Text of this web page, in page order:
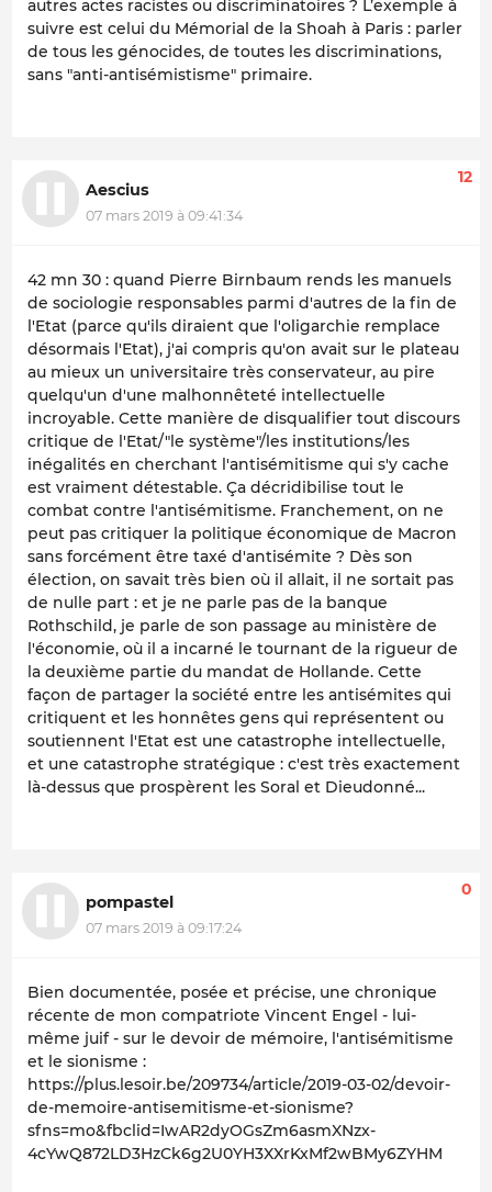
autres actes racistes ou discriminatoires ? L’exemple à
suivre est celui du Mémorial de la Shoah à Paris : parler
de tous les génocides, de toutes les discriminations,
sans "anti-antisémistisme" primaire.
Aescius
07 mars 2019 à 09:41:34
12
42 mn 30 : quand Pierre Birnbaum rends les manuels
de sociologie responsables parmi d'autres de la fin de
l'Etat (parce qu'ils diraient que l'oligarchie remplace
désormais l'Etat), j'ai compris qu'on avait sur le plateau
au mieux un universitaire très conservateur, au pire
quelqu'un d'une malhonnêteté intellectuelle
incroyable. Cette manière de disqualifier tout discours
critique de l'Etat/"le système"/les institutions/les
inégalités en cherchant l'antisémitisme qui s'y cache
est vraiment détestable. Ça décridibilise tout le
combat contre l'antisémitisme. Franchement, on ne
peut pas critiquer la politique économique de Macron
sans forcément être taxé d'antisémite ? Dès son
élection, on savait très bien où il allait, il ne sortait pas
de nulle part : et je ne parle pas de la banque
Rothschild, je parle de son passage au ministère de
l'économie, où il a incarné le tournant de la rigueur de
la deuxième partie du mandat de Hollande. Cette
façon de partager la société entre les antisémites qui
critiquent et les honnêtes gens qui représentent ou
soutiennent l'Etat est une catastrophe intellectuelle,
et une catastrophe stratégique : c'est très exactement
là-dessus que prospèrent les Soral et Dieudonné...
pompastel
07 mars 2019 à 09:17:24
0
Bien documentée, posée et précise, une chronique
récente de mon compatriote Vincent Engel - lui-
même juif - sur le devoir de mémoire, l'antisémitisme
et le sionisme :
https://plus.lesoir.be/209734/article/2019-03-02/devoir-
de-memoire-antisemitisme-et-sionisme?
sfns=mo&fbclid=IwAR2dyOGsZm6asmXNzx-
4cYwQ872LD3HzCk6g2U0YH3XXrKxMf2wBMy6ZYHM